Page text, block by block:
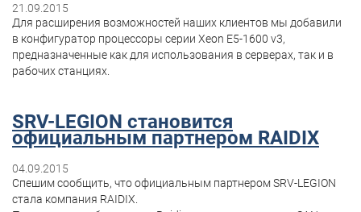
21.09.2015
Для расширения возможностей наших клиентов мы добавили
в конфигуратор процессоры серии Xeon E5-1600 v3,
предназначенные как для использования в серверах, так и в
рабочих станциях.
SRV-LEGION становится
официальным партнером RAIDIX
04.09.2015
Спешим сообщить, что официальным партнером SRV-LEGION
стала компания RAIDIX.